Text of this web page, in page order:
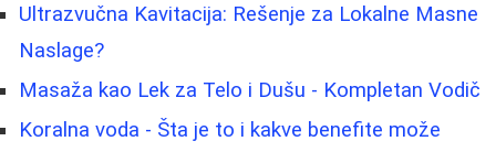
Ultrazvučna Kavitacija: Rešenje za Lokalne Masne
Naslage?
Masaža kao Lek za Telo i Dušu - Kompletan Vodič
Koralna voda - Šta je to i kakve benefite može